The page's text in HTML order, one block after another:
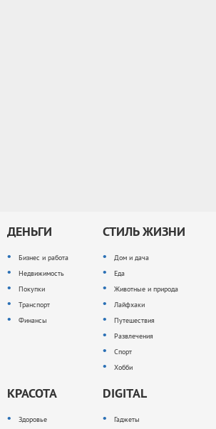
ДЕНЬГИ
Бизнес и работа
Недвижимость
Покупки
Транспорт
Финансы
СТИЛЬ ЖИЗНИ
Дом и дача
Еда
Животные и природа
Лайфхаки
Путешествия
Развлечения
Спорт
Хобби
КРАСОТА
Здоровье
DIGITAL
Гаджеты